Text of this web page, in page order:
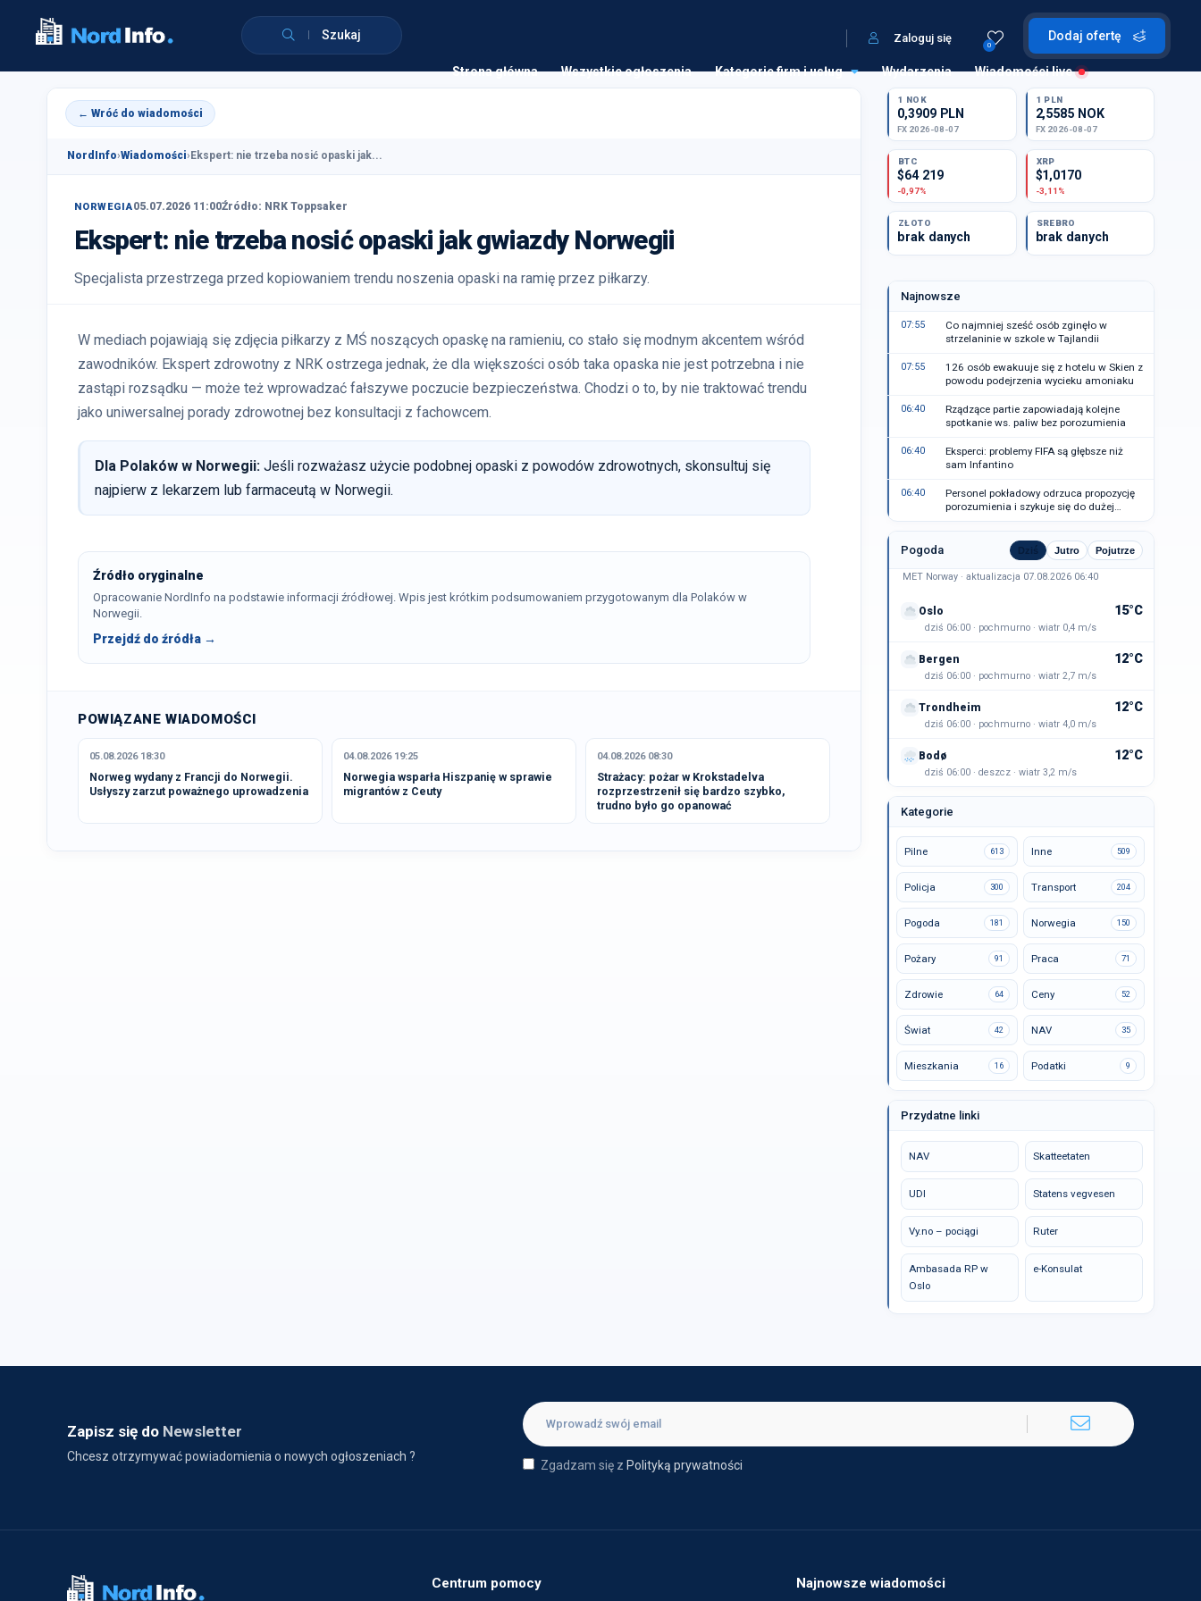
Szukaj Dodaj ofertę
0
Zaloguj się
Strona główna Wszystkie ogłoszenia Kategorie firm i usług Wydarzenia Wiadomości live
← Wróć do wiadomości
NordInfo›Wiadomości› Ekspert: nie trzeba nosić opaski jak...
NORWEGIA05.07.2026 11:00Źródło: NRK Toppsaker
Ekspert: nie trzeba nosić opaski jak gwiazdy Norwegii
Specjalista przestrzega przed kopiowaniem trendu noszenia opaski na ramię przez piłkarzy.
W mediach pojawiają się zdjęcia piłkarzy z MŚ noszących opaskę na ramieniu, co stało się modnym akcentem wśród
zawodników. Ekspert zdrowotny z NRK ostrzega jednak, że dla większości osób taka opaska nie jest potrzebna i nie
zastąpi rozsądku — może też wprowadzać fałszywe poczucie bezpieczeństwa. Chodzi o to, by nie traktować trendu
jako uniwersalnej porady zdrowotnej bez konsultacji z fachowcem.
Dla Polaków w Norwegii: Jeśli rozważasz użycie podobnej opaski z powodów zdrowotnych, skonsultuj się
najpierw z lekarzem lub farmaceutą w Norwegii.
Źródło oryginalne
Opracowanie NordInfo na podstawie informacji źródłowej. Wpis jest krótkim podsumowaniem przygotowanym dla Polaków w
Norwegii.
Przejdź do źródła →
POWIĄZANE WIADOMOŚCI
05.08.2026 18:30
Norweg wydany z Francji do Norwegii.
Usłyszy zarzut poważnego uprowadzenia
04.08.2026 19:25
Norwegia wsparła Hiszpanię w sprawie
migrantów z Ceuty
04.08.2026 08:30
Strażacy: pożar w Krokstadelva
rozprzestrzenił się bardzo szybko,
trudno było go opanować
1 NOK
0,3909 PLN
FX 2026-08-07
1 PLN
2,5585 NOK
FX 2026-08-07
BTC
$64 219
-0,97%
XRP
$1,0170
-3,11%
ZŁOTO
brak danych
SREBRO
brak danych
Najnowsze
07:55
Co najmniej sześć osób zginęło w
strzelaninie w szkole w Tajlandii
07:55
126 osób ewakuuje się z hotelu w Skien z
powodu podejrzenia wycieku amoniaku
06:40
Rządzące partie zapowiadają kolejne
spotkanie ws. paliw bez porozumienia
06:40
Eksperci: problemy FIFA są głębsze niż
sam Infantino
06:40
Personel pokładowy odrzuca propozycję
porozumienia i szykuje się do dużej
strajku
Pogoda Dziś Jutro Pojutrze
MET Norway · aktualizacja 07.08.2026 06:40
Oslo 15°C
dziś 06:00 · pochmurno · wiatr 0,4 m/s
Bergen 12°C
dziś 06:00 · pochmurno · wiatr 2,7 m/s
Trondheim 12°C
dziś 06:00 · pochmurno · wiatr 4,0 m/s
Bodø 12°C
dziś 06:00 · deszcz · wiatr 3,2 m/s
Kategorie
Pilne 613 Inne 509
Policja 300 Transport 204
Pogoda 181 Norwegia 150
Pożary 91 Praca 71
Zdrowie 64 Ceny 52
Świat 42 NAV 35
Mieszkania 16 Podatki 9
Przydatne linki
NAV Skatteetaten
UDI Statens vegvesen
Vy.no – pociągi Ruter
Ambasada RP w
Oslo
e-Konsulat
Zapisz się do Newsletter
Chcesz otrzymywać powiadomienia o nowych ogłoszeniach ?
Zgadzam się z Polityką prywatności
Centrum pomocy Najnowsze wiadomości